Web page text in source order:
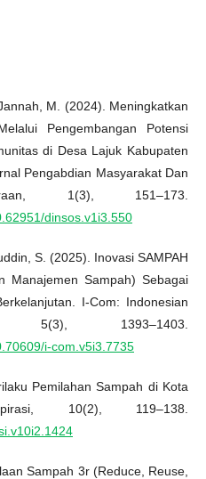
M. (2024). Meningkatkan
Pengembangan Potensi
di Desa Lajuk Kabupaten
Pengabdian Masyarakat Dan
1(3), 151–173.
dinsos.v1i3.550
S. (2025). Inovasi SAMPAH
Manajemen Sampah) Sebagai
I-Com: Indonesian
5(3), 1393–1403.
i-com.v5i3.7735
Pemilahan Sampah di Kota
10(2), 119–138.
Sampah 3r (Reduce, Reuse,